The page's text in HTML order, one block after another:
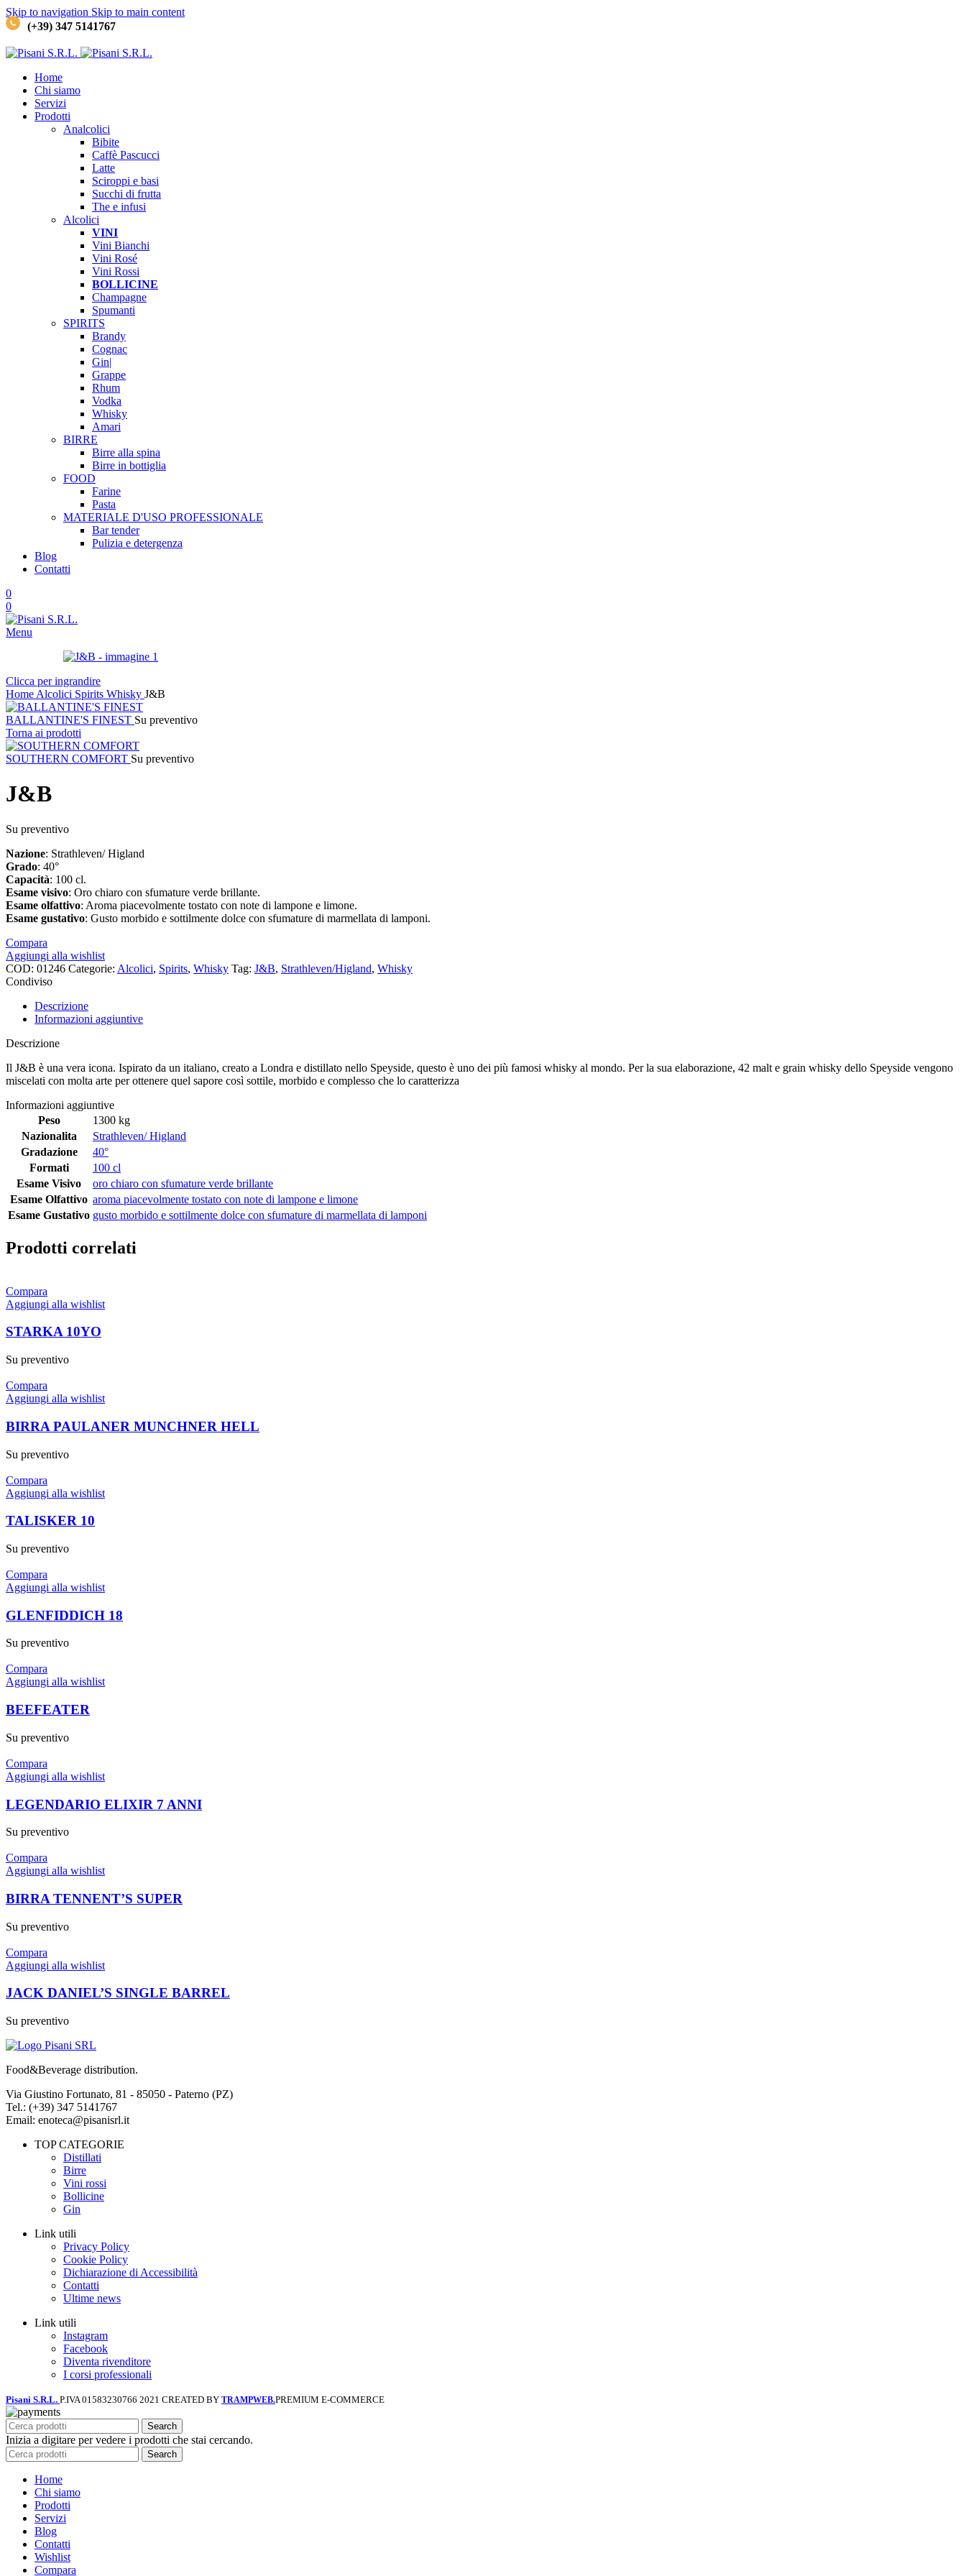
Skip to navigation Skip to main content
(+39) 347 5141767
Home
Chi siamo
Servizi
Prodotti
Analcolici
Bibite
Caffè Pascucci
Latte
Sciroppi e basi
Succhi di frutta
The e infusi
Alcolici
VINI
Vini Bianchi
Vini Rosé
Vini Rossi
BOLLICINE
Champagne
Spumanti
SPIRITS
Brandy
Cognac
Gin|
Grappe
Rhum
Vodka
Whisky
Amari
BIRRE
Birre alla spina
Birre in bottiglia
FOOD
Farine
Pasta
MATERIALE D'USO PROFESSIONALE
Bar tender
Pulizia e detergenza
Blog
Contatti
0
0
Menu
Clicca per ingrandire
Home Alcolici Spirits Whisky J&B
BALLANTINE'S FINEST Su preventivo
Torna ai prodotti
SOUTHERN COMFORT Su preventivo
J&B
Su preventivo
Nazione: Strathleven/ Higland
Grado: 40°
Capacità: 100 cl.
Esame visivo: Oro chiaro con sfumature verde brillante.
Esame olfattivo: Aroma piacevolmente tostato con note di lampone e limone.
Esame gustativo: Gusto morbido e sottilmente dolce con sfumature di marmellata di lamponi.
Compara
Aggiungi alla wishlist
COD: 01246 Categorie: Alcolici, Spirits, Whisky Tag: J&B, Strathleven/Higland, Whisky
Condiviso
Descrizione
Informazioni aggiuntive
Descrizione
Il J&B è una vera icona. Ispirato da un italiano, creato a Londra e distillato nello Speyside, questo è uno dei più famosi whisky al mondo. Per la sua elaborazione, 42 malt e grain whisky dello Speyside vengono
miscelati con molta arte per ottenere quel sapore così sottile, morbido e complesso che lo caratterizza
Informazioni aggiuntive
Peso
1300 kg
Nazionalita
Strathleven/ Higland
Gradazione
40°
Formati
100 cl
Esame Visivo
oro chiaro con sfumature verde brillante
Esame Olfattivo aroma piacevolmente tostato con note di lampone e limone
Esame Gustativo gusto morbido e sottilmente dolce con sfumature di marmellata di lamponi
Prodotti correlati
Compara
Aggiungi alla wishlist
STARKA 10YO
Su preventivo
Compara
Aggiungi alla wishlist
BIRRA PAULANER MUNCHNER HELL
Su preventivo
Compara
Aggiungi alla wishlist
TALISKER 10
Su preventivo
Compara
Aggiungi alla wishlist
GLENFIDDICH 18
Su preventivo
Compara
Aggiungi alla wishlist
BEEFEATER
Su preventivo
Compara
Aggiungi alla wishlist
LEGENDARIO ELIXIR 7 ANNI
Su preventivo
Compara
Aggiungi alla wishlist
BIRRA TENNENT’S SUPER
Su preventivo
Compara
Aggiungi alla wishlist
JACK DANIEL’S SINGLE BARREL
Su preventivo
Food&Beverage distribution.
Via Giustino Fortunato, 81 - 85050 - Paterno (PZ)
Tel.: (+39) 347 5141767
Email: enoteca@pisanisrl.it
TOP CATEGORIE
Distillati
Birre
Vini rossi
Bollicine
Gin
Link utili
Privacy Policy
Cookie Policy
Dichiarazione di Accessibilità
Contatti
Ultime news
Link utili
Instagram
Facebook
Diventa rivenditore
I corsi professionali
Pisani S.R.L. P.IVA 01583230766 2021 CREATED BY TRAMPWEB.PREMIUM E-COMMERCE
Search
Inizia a digitare per vedere i prodotti che stai cercando.
Search
Home
Chi siamo
Prodotti
Servizi
Blog
Contatti
Wishlist
Compara